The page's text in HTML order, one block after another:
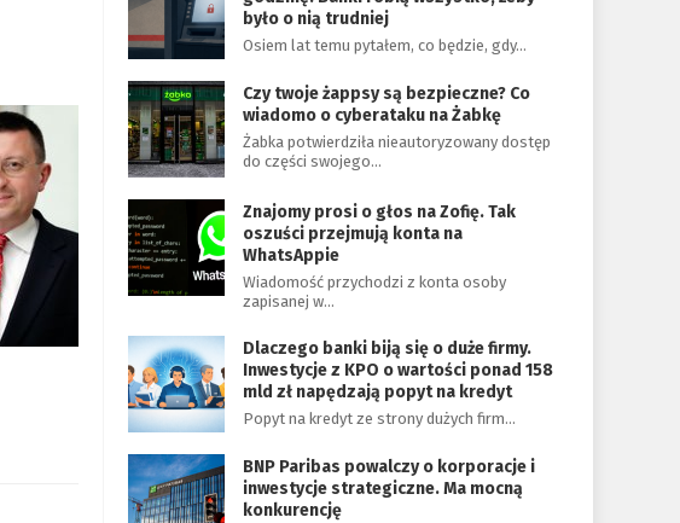
było o nią trudniej
Osiem lat temu pytałem, co będzie, gdy…
Czy twoje żappsy są bezpieczne? Co
wiadomo o cyberataku na Żabkę
Żabka potwierdziła nieautoryzowany dostęp
do części swojego…
Znajomy prosi o głos na Zofię. Tak
oszuści przejmują konta na
WhatsAppie
Wiadomość przychodzi z konta osoby
zapisanej w…
Dlaczego banki biją się o duże firmy.
Inwestycje z KPO o wartości ponad 158
mld zł napędzają popyt na kredyt
Popyt na kredyt ze strony dużych firm…
BNP Paribas powalczy o korporacje i
inwestycje strategiczne. Ma mocną
konkurencję